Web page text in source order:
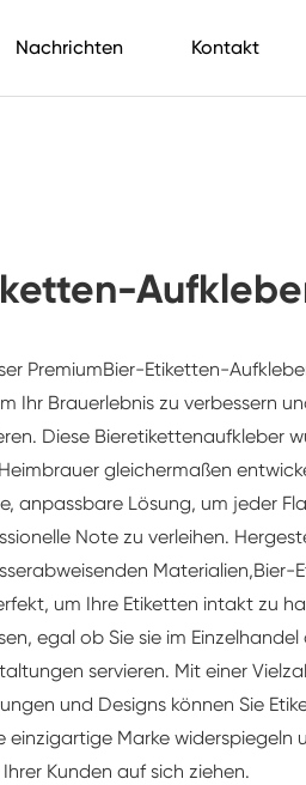
Nachrichten Kontakt
PremiumBier-Etiketten-
Ihr Brauerlebnis zu verbessern
Diese Bieretikettenaufkleber
gleichermaßen
anpassbare Lösung, um jeder
Note zu verleihen.
Materialien,Bier-
um Ihre Etiketten intakt zu
egal ob Sie sie im Einzelhandel
servieren. Mit einer
und Designs können Sie
einzigartige Marke widerspiegeln
Kunden auf sich ziehen.